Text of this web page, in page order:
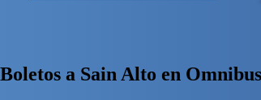
Boletos a Sain Alto en